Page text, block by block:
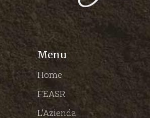
Menu
Home
FEASR
L’Azienda